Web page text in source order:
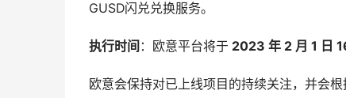
GUSD闪兑兑换服务。
执行时间 ：欧意平台将于 2023 年 2 月 1 日
欧意会保持对已上线项目的持续关注，并会